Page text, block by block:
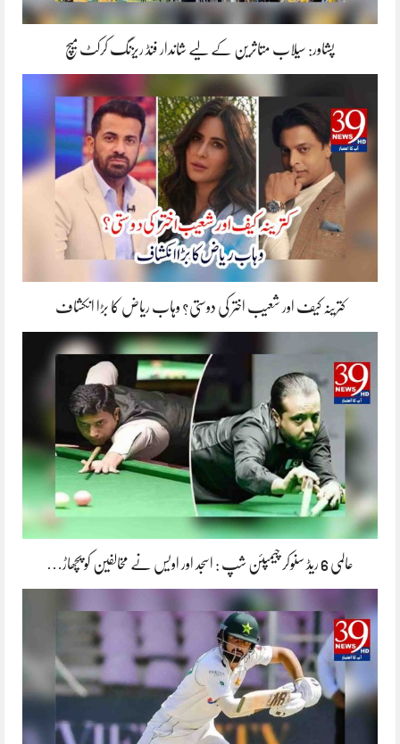
پشاور: سیلاب متاثرین کے لیے شاندار فنڈ ریزنگ کرکٹ میچ
کترینہ کیف اور شعیب اختر کی دوستی؟ وہاب ریاض کا بڑا انکشاف
عالمی 6 ریڈ سنوکر چیمپئن شپ : اسجد اور اویس نے مخالفین کو پچھاڑ…